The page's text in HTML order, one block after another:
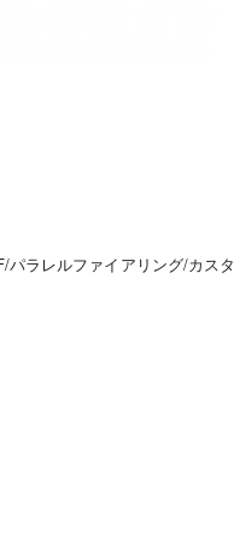
ラレルファイアリング/カス